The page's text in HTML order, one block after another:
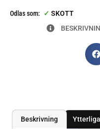
Odlas som:
SKOTT
Beskrivning